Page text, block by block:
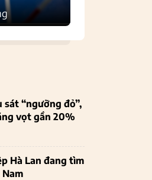
sát “ngưỡng đỏ”,
vọt gần 20%
Hà Lan đang tìm